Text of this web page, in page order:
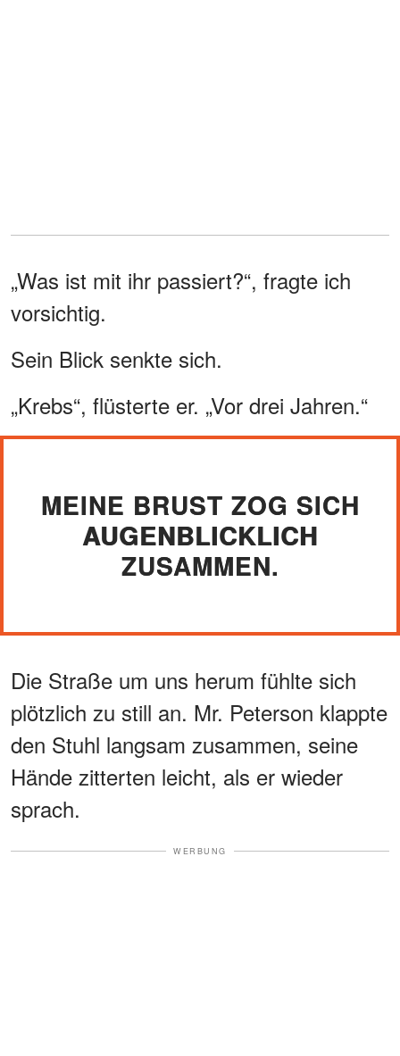
„Was ist mit ihr passiert?“, fragte ich
vorsichtig.
Sein Blick senkte sich.
„Krebs“, flüsterte er. „Vor drei Jahren.“
MEINE BRUST ZOG SICH
AUGENBLICKLICH
ZUSAMMEN.
Die Straße um uns herum fühlte sich
plötzlich zu still an. Mr. Peterson klappte
den Stuhl langsam zusammen, seine
Hände zitterten leicht, als er wieder
sprach.
WERBUNG